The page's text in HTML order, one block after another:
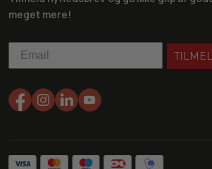
meget mere!